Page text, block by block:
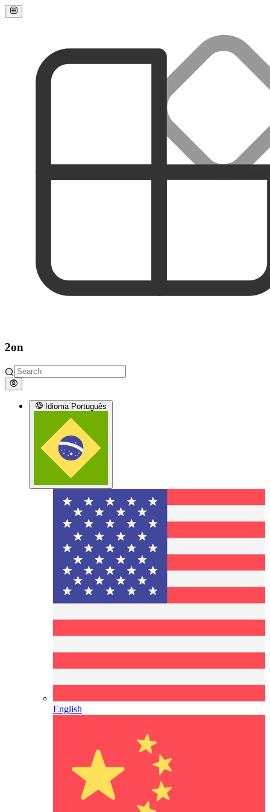
2on
Idioma Português
English